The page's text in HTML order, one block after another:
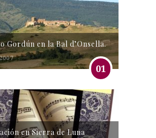
Gordún en la Bal d’Onsella.
01
en Sierra de Luna